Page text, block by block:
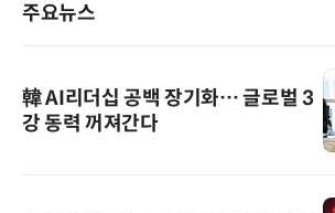
주요뉴스
韓 AI리더십 공백 장기화… 글로벌 3
강 동력 꺼져간다